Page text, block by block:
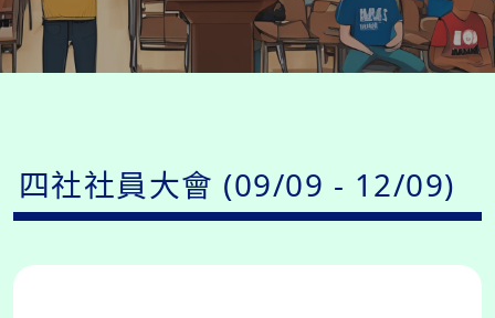
四社社員大會 (09/09 - 12/09)